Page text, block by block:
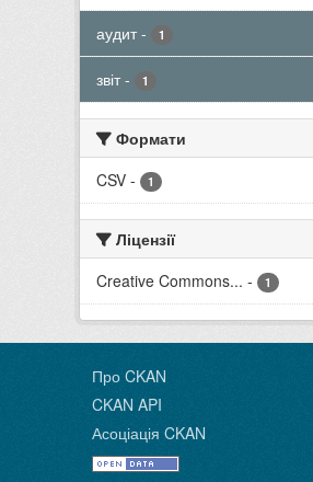
аудит - 1
звіт - 1
Формати
CSV - 1
Ліцензії
Creative Commons... - 1
Про CKAN
CKAN API
Асоціація CKAN